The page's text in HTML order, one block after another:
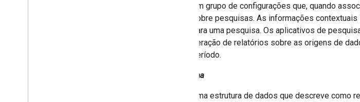
Um grupo de configurações que, quando
sobre pesquisas. As informações
para uma pesquisa. Os aplicativos de
geração de relatórios sobre as origens de
período.
Esquema
Uma estrutura de dados que descreve como